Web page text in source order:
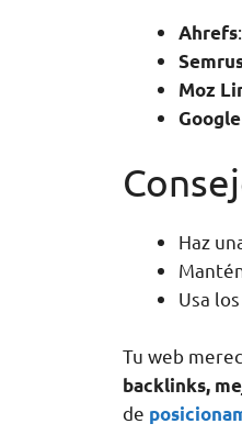
Ahrefs
Moz
Haz
Usa
Tu web
backlinks,
de